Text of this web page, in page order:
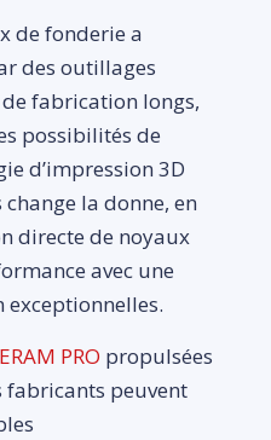
de fonderie a
des outillages
fabrication longs,
possibilités de
d’impression 3D
la donne, en
directe de noyaux
avec une
PRO propulsées
fabricants peuvent